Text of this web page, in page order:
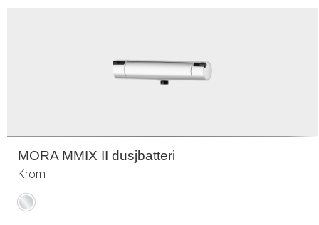
MORA MMIX II dusjbatteri
Krom
Krom